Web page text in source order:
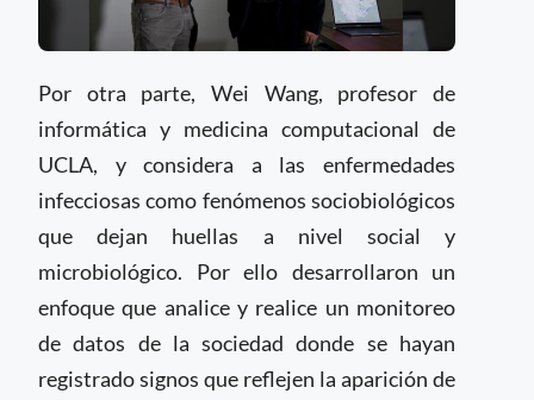
Por otra parte, Wei Wang, profesor de
informática y medicina computacional de
UCLA, y considera a las enfermedades
infecciosas como fenómenos sociobiológicos
que dejan huellas a nivel social y
microbiológico. Por ello desarrollaron un
enfoque que analice y realice un monitoreo
de datos de la sociedad donde se hayan
registrado signos que reflejen la aparición de